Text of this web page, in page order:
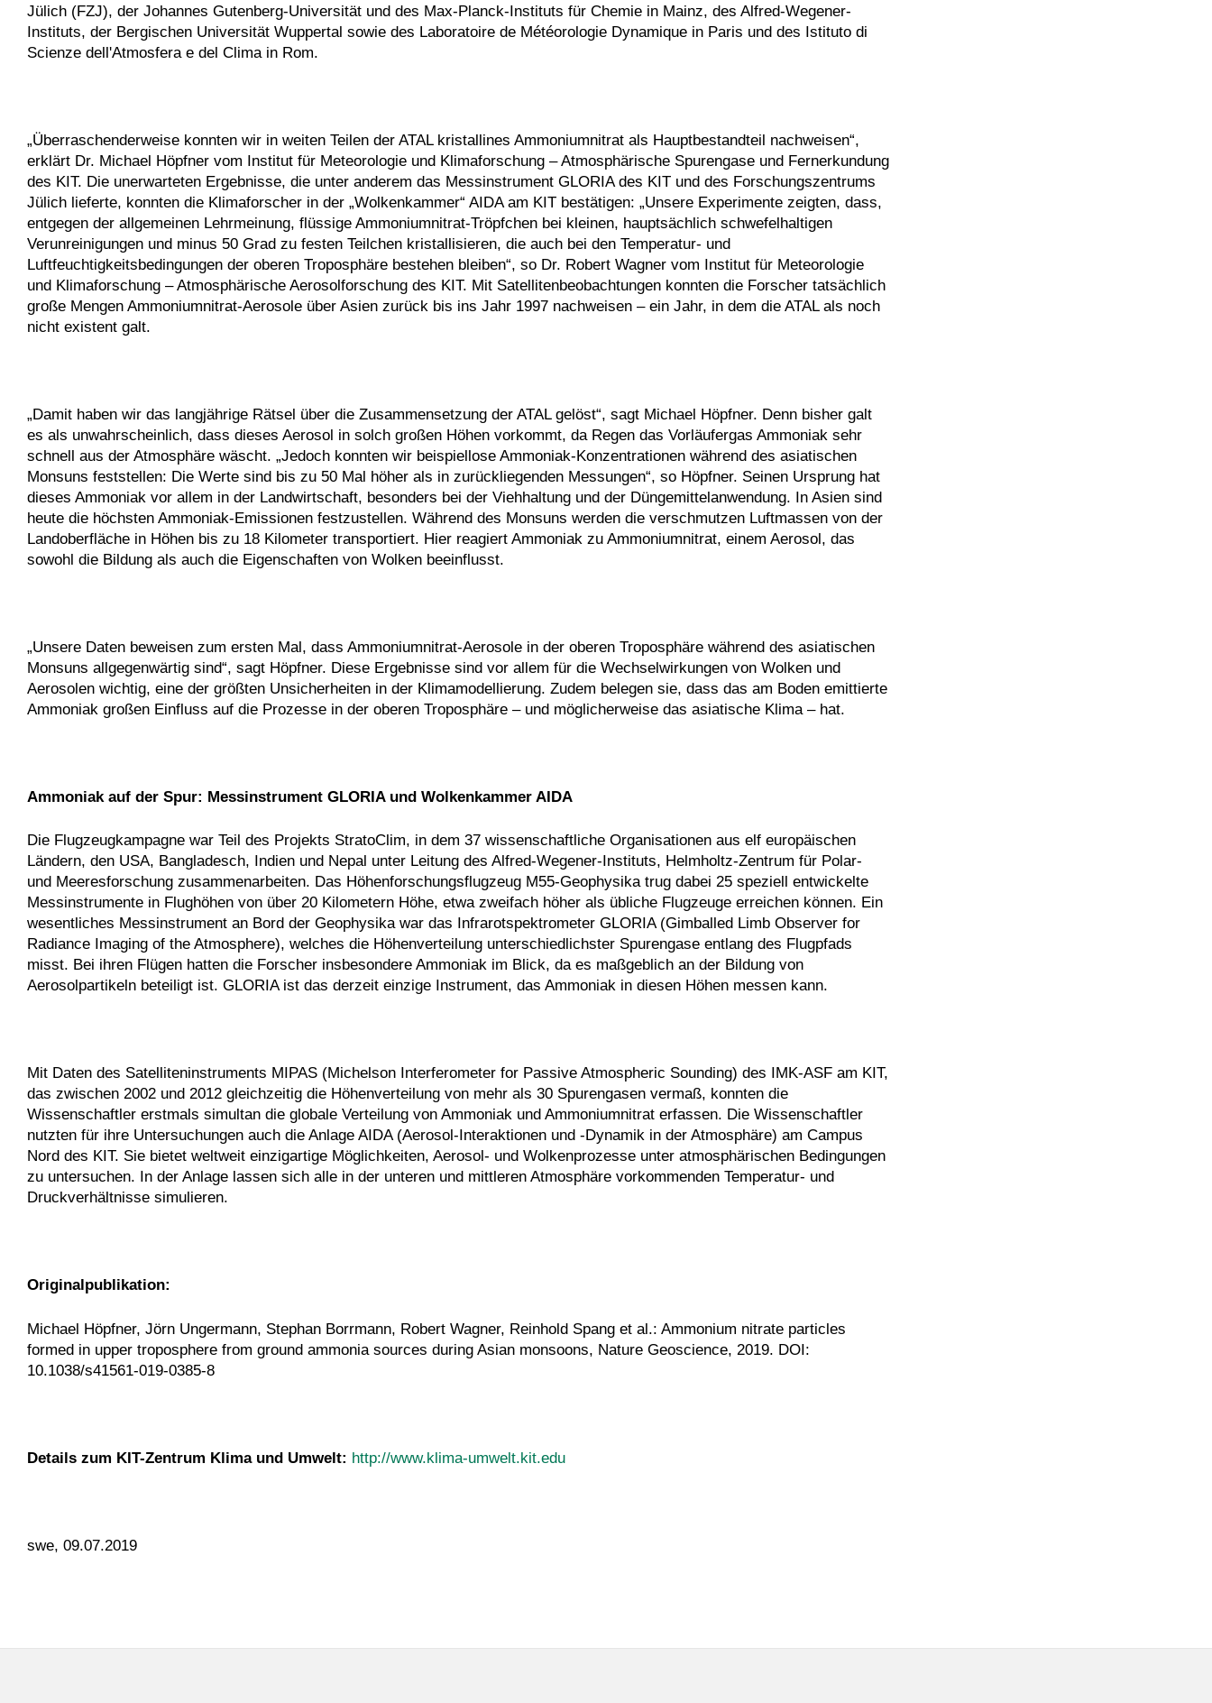
Jülich (FZJ), der Johannes Gutenberg-Universität und des Max-Planck-Instituts für Chemie in Mainz, des Alfred-Wegener-
Instituts, der Bergischen Universität Wuppertal sowie des Laboratoire de Météorologie Dynamique in Paris und des Istituto di
Scienze dell'Atmosfera e del Clima in Rom.
„Überraschenderweise konnten wir in weiten Teilen der ATAL kristallines Ammoniumnitrat als Hauptbestandteil nachweisen“,
erklärt Dr. Michael Höpfner vom Institut für Meteorologie und Klimaforschung – Atmosphärische Spurengase und Fernerkundung
des KIT. Die unerwarteten Ergebnisse, die unter anderem das Messinstrument GLORIA des KIT und des Forschungszentrums
Jülich lieferte, konnten die Klimaforscher in der „Wolkenkammer“ AIDA am KIT bestätigen: „Unsere Experimente zeigten, dass,
entgegen der allgemeinen Lehrmeinung, flüssige Ammoniumnitrat-Tröpfchen bei kleinen, hauptsächlich schwefelhaltigen
Verunreinigungen und minus 50 Grad zu festen Teilchen kristallisieren, die auch bei den Temperatur- und
Luftfeuchtigkeitsbedingungen der oberen Troposphäre bestehen bleiben“, so Dr. Robert Wagner vom Institut für Meteorologie
und Klimaforschung – Atmosphärische Aerosolforschung des KIT. Mit Satellitenbeobachtungen konnten die Forscher tatsächlich
große Mengen Ammoniumnitrat-Aerosole über Asien zurück bis ins Jahr 1997 nachweisen – ein Jahr, in dem die ATAL als noch
nicht existent galt.
„Damit haben wir das langjährige Rätsel über die Zusammensetzung der ATAL gelöst“, sagt Michael Höpfner. Denn bisher galt
es als unwahrscheinlich, dass dieses Aerosol in solch großen Höhen vorkommt, da Regen das Vorläufergas Ammoniak sehr
schnell aus der Atmosphäre wäscht. „Jedoch konnten wir beispiellose Ammoniak-Konzentrationen während des asiatischen
Monsuns feststellen: Die Werte sind bis zu 50 Mal höher als in zurückliegenden Messungen“, so Höpfner. Seinen Ursprung hat
dieses Ammoniak vor allem in der Landwirtschaft, besonders bei der Viehhaltung und der Düngemittelanwendung. In Asien sind
heute die höchsten Ammoniak-Emissionen festzustellen. Während des Monsuns werden die verschmutzen Luftmassen von der
Landoberfläche in Höhen bis zu 18 Kilometer transportiert. Hier reagiert Ammoniak zu Ammoniumnitrat, einem Aerosol, das
sowohl die Bildung als auch die Eigenschaften von Wolken beeinflusst.
„Unsere Daten beweisen zum ersten Mal, dass Ammoniumnitrat-Aerosole in der oberen Troposphäre während des asiatischen
Monsuns allgegenwärtig sind“, sagt Höpfner. Diese Ergebnisse sind vor allem für die Wechselwirkungen von Wolken und
Aerosolen wichtig, eine der größten Unsicherheiten in der Klimamodellierung. Zudem belegen sie, dass das am Boden emittierte
Ammoniak großen Einfluss auf die Prozesse in der oberen Troposphäre – und möglicherweise das asiatische Klima – hat.
Ammoniak auf der Spur: Messinstrument GLORIA und Wolkenkammer AIDA
Die Flugzeugkampagne war Teil des Projekts StratoClim, in dem 37 wissenschaftliche Organisationen aus elf europäischen
Ländern, den USA, Bangladesch, Indien und Nepal unter Leitung des Alfred-Wegener-Instituts, Helmholtz-Zentrum für Polar-
und Meeresforschung zusammenarbeiten. Das Höhenforschungsflugzeug M55-Geophysika trug dabei 25 speziell entwickelte
Messinstrumente in Flughöhen von über 20 Kilometern Höhe, etwa zweifach höher als übliche Flugzeuge erreichen können. Ein
wesentliches Messinstrument an Bord der Geophysika war das Infrarotspektrometer GLORIA (Gimballed Limb Observer for
Radiance Imaging of the Atmosphere), welches die Höhenverteilung unterschiedlichster Spurengase entlang des Flugpfads
misst. Bei ihren Flügen hatten die Forscher insbesondere Ammoniak im Blick, da es maßgeblich an der Bildung von
Aerosolpartikeln beteiligt ist. GLORIA ist das derzeit einzige Instrument, das Ammoniak in diesen Höhen messen kann.
Mit Daten des Satelliteninstruments MIPAS (Michelson Interferometer for Passive Atmospheric Sounding) des IMK-ASF am KIT,
das zwischen 2002 und 2012 gleichzeitig die Höhenverteilung von mehr als 30 Spurengasen vermaß, konnten die
Wissenschaftler erstmals simultan die globale Verteilung von Ammoniak und Ammoniumnitrat erfassen. Die Wissenschaftler
nutzten für ihre Untersuchungen auch die Anlage AIDA (Aerosol-Interaktionen und -Dynamik in der Atmosphäre) am Campus
Nord des KIT. Sie bietet weltweit einzigartige Möglichkeiten, Aerosol- und Wolkenprozesse unter atmosphärischen Bedingungen
zu untersuchen. In der Anlage lassen sich alle in der unteren und mittleren Atmosphäre vorkommenden Temperatur- und
Druckverhältnisse simulieren.
Originalpublikation:
Michael Höpfner, Jörn Ungermann, Stephan Borrmann, Robert Wagner, Reinhold Spang et al.: Ammonium nitrate particles
formed in upper troposphere from ground ammonia sources during Asian monsoons, Nature Geoscience, 2019. DOI:
10.1038/s41561-019-0385-8
Details zum KIT-Zentrum Klima und Umwelt: http://www.klima-umwelt.kit.edu
swe, 09.07.2019